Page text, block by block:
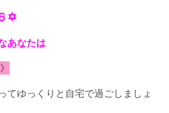
✡
あなたは
てゆっくりと自宅で過ごしましょ